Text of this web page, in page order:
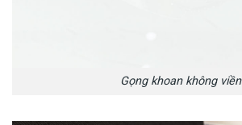
Gọng khoan không viền